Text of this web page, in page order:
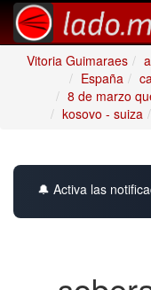
Vitoria Guimaraes
España
8 de marzo
kosovo - suiza
🔔 Activa las